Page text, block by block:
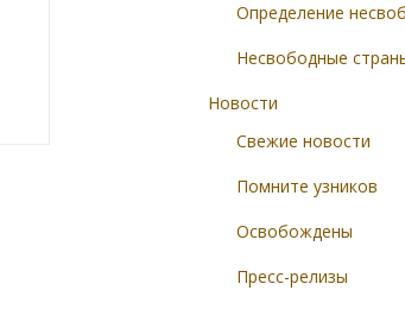
Определение
Несвободные
Новости
Свежие новости
Помните узников
Освобождены
Пресс-релизы